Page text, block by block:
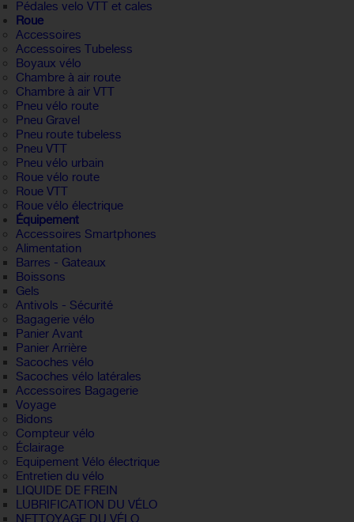
Pédales velo VTT et cales
Roue
Accessoires
Accessoires Tubeless
Boyaux vélo
Chambre à air route
Chambre à air VTT
Pneu vélo route
Pneu Gravel
Pneu route tubeless
Pneu VTT
Pneu vélo urbain
Roue vélo route
Roue VTT
Roue vélo électrique
Équipement
Accessoires Smartphones
Alimentation
Barres - Gateaux
Boissons
Gels
Antivols - Sécurité
Bagagerie vélo
Panier Avant
Panier Arrière
Sacoches vélo
Sacoches vélo latérales
Accessoires Bagagerie
Voyage
Bidons
Compteur vélo
Éclairage
Equipement Vélo électrique
Entretien du vélo
LIQUIDE DE FREIN
LUBRIFICATION DU VÉLO
NETTOYAGE DU VÉLO